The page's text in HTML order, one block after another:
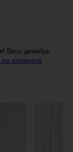
Весь декабрь
аппарате